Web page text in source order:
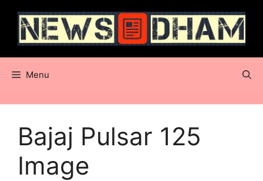
content
Menu
Bajaj Pulsar 125
Image